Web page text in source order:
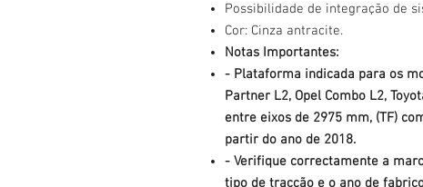
Possibilidade de integração de
Cor: Cinza antracite.
Notas Importantes:
- Plataforma indicada para os
Partner L2, Opel Combo L2,
entre eixos de 2975 mm, (TF)
partir do ano de 2018.
- Verifique correctamente a
tipo de tracção e o ano de